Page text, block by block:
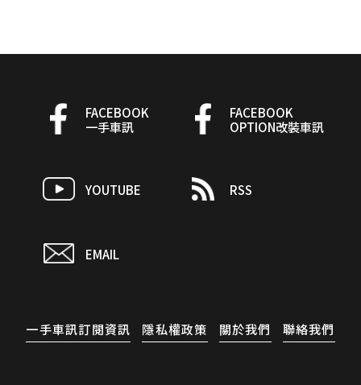
FACEBOOK
一手車訊
FACEBOOK
OPTION改裝車訊
YOUTUBE RSS
EMAIL
一手車訊訂閱資訊 隱私權政策 關於我們 聯絡我們